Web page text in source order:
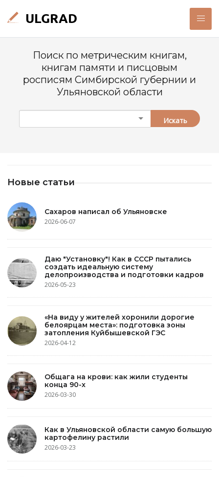
Поиск по метрическим книгам,
книгам памяти и писцовым
росписям Симбирской губернии и
Ульяновской области
Искать
Новые статьи
Сахаров написал об Ульяновске
2026-06-07
Даю "Установку"! Как в СССР пытались
создать идеальную систему
делопроизводства и подготовки кадров
2026-05-23
«На виду у жителей хоронили дорогие
белоярцам места»: подготовка зоны
затопления Куйбышевской ГЭС
2026-04-12
Общага на крови: как жили студенты
конца 90-х
2026-03-30
Как в Ульяновской области самую большую
картофелину растили
2026-03-23